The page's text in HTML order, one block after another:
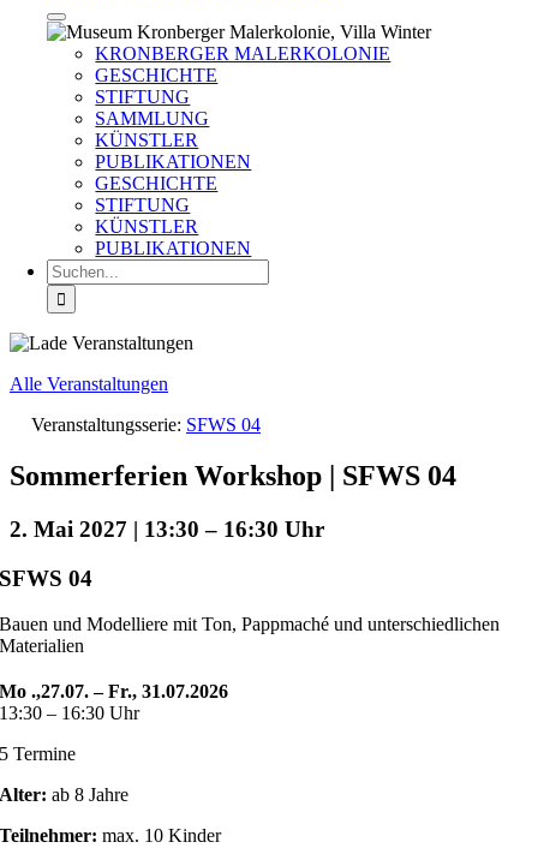
KRONBERGER MALERKOLONIE
GESCHICHTE
STIFTUNG
SAMMLUNG
KÜNSTLER
PUBLIKATIONEN
GESCHICHTE
STIFTUNG
KÜNSTLER
PUBLIKATIONEN
Suche
nach:
Alle Veranstaltungen
Veranstaltungsserie: SFWS 04
Sommerferien Workshop | SFWS 04
2. Mai 2027 | 13:30 – 16:30
SFWS 04
Bauen und Modelliere mit Ton, Pappmaché und unterschiedlichen
Materialien
Mo .,27.07. – Fr., 31.07.2026
13:30 – 16:30 Uhr
5 Termine
Alter: ab 8 Jahre
Teilnehmer: max. 10 Kinder